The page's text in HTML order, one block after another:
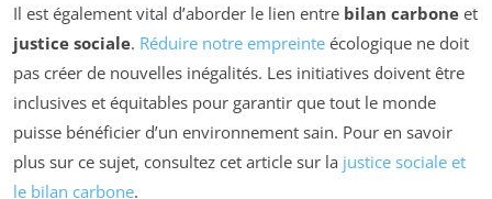
Il est également vital d’aborder le lien entre bilan carbone et
justice sociale. Réduire notre empreinte écologique ne doit
pas créer de nouvelles inégalités. Les initiatives doivent être
inclusives et équitables pour garantir que tout le monde
puisse bénéficier d’un environnement sain. Pour en savoir
plus sur ce sujet, consultez cet article sur la justice sociale et
le bilan carbone.